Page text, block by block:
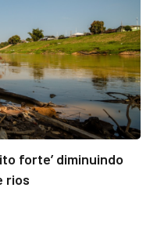
forte’ diminuindo
rios